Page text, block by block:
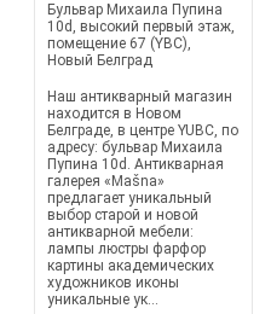
Бульвар Михаила Пупина
10d, высокий первый этаж,
помещение 67 (YBC),
Новый Белград
Наш антикварный магазин
находится в Новом
Белграде, в центре YUBC, по
адресу: бульвар Михаила
Пупина 10d. Антикварная
галерея «Mašna»
предлагает уникальный
выбор старой и новой
антикварной мебели:
лампы люстры фарфор
картины академических
художников иконы
уникальные ук...